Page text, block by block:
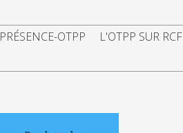
OTPP L'OTPP SUR RCF